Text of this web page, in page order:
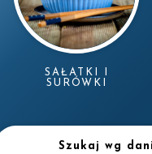
SAŁATKI I
SURÓWKI
Szukaj wg